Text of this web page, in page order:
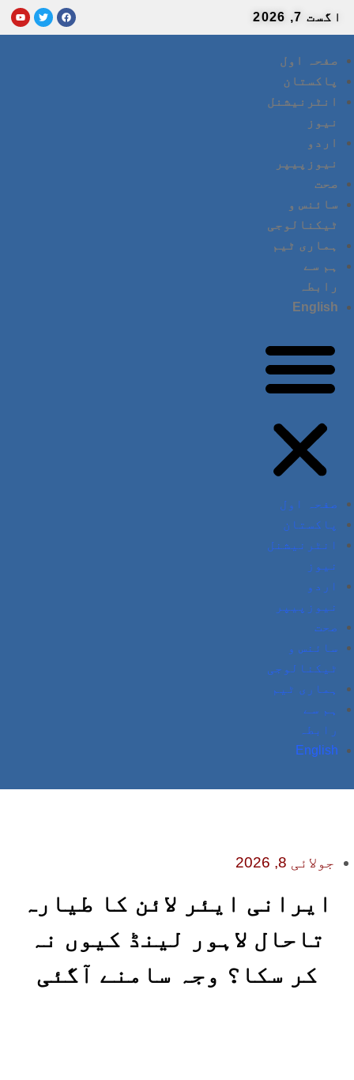
اگست 7, 2026
صفحہ اول
پاکستان
انٹرنیشنل
نیوز
اردو
نیوزپیپر
صحت
سائنس و
ٹیکنالوجی
ہماری ٹیم
ہم سے
رابطہ
English
صفحہ اول
پاکستان
انٹرنیشنل
نیوز
اردو
نیوزپیپر
صحت
سائنس و
ٹیکنالوجی
ہماری ٹیم
ہم سے
رابطہ
English
جولائی 8, 2026
ایرانی ایئر لائن کا طیارہ
تاحال لاہور لینڈ کیوں نہ
کر سکا؟ وجہ سامنے آگئی